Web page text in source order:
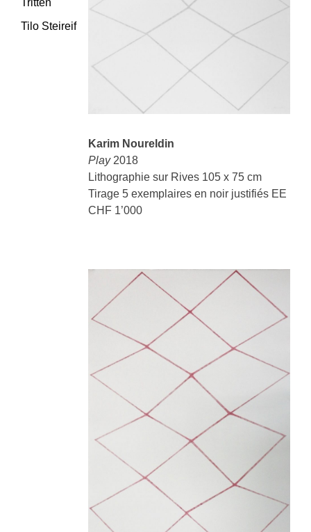
Karim Noureldin
Play2018
Lithographie sur Rives 105 x 75 cm
Tirage 5 exemplaires en noir justifiés EE
CHF 1’000
Tritten
Tilo Steireif